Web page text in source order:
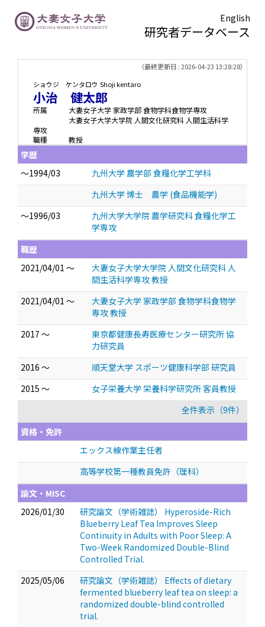
English
研究者データベース
（最終更新日 : 2026-04-23 13:28:28）
ショウジ ケンタロウ Shoji kentaro
小治 健太郎
所属
大妻女子大学 家政学部 食物学科食物学専攻
大妻女子大学大学院 人間文化研究科 人間生活科学
専攻
職種
教授
学歴
～1994/03
九州大学 農学部 食糧化学工学科
九州大学 博士 農学 (食品機能学)
～1996/03
九州大学大学院 農学研究科 食糧化学工
学専攻
職歴
2021/04/01 ～
大妻女子大学大学院 人間文化研究科 人
間生活科学専攻 教授
2021/04/01 ～
大妻女子大学 家政学部 食物学科食物学
専攻 教授
2017 ～
東京都健康長寿医療センター研究所 協
力研究員
2016 ～
順天堂大学 スポーツ健康科学部 研究員
2015 ～
女子栄養大学 栄養科学研究所 客員教授
全件表示（9件）
資格・免許
エックス線作業主任者
高等学校第一種教員免許（理科）
論文・MISC
2026/01/30
研究論文（学術雑誌） Hyperoside-Rich
Blueberry Leaf Tea Improves Sleep
Continuity in Adults with Poor Sleep: A
Two-Week Randomized Double-Blind
Controlled Trial.
2025/05/06
研究論文（学術雑誌） Effects of dietary
fermented blueberry leaf tea on sleep: a
randomized double-blind controlled
trial.